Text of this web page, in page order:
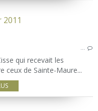
2011
…
qui recevait les
ceux de Sainte-Maure...